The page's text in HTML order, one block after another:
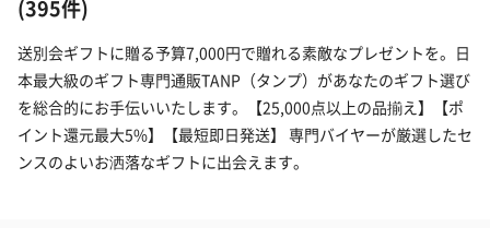
(395件)
送別会ギフトに贈る予算7,000円で贈れる素敵なプレゼントを。日
本最大級のギフト専門通販TANP（タンプ）があなたのギフト選び
を総合的にお手伝いいたします。【25,000点以上の品揃え】【ポ
イント還元最大5%】【最短即日発送】 専門バイヤーが厳選したセ
ンスのよいお洒落なギフトに出会えます。